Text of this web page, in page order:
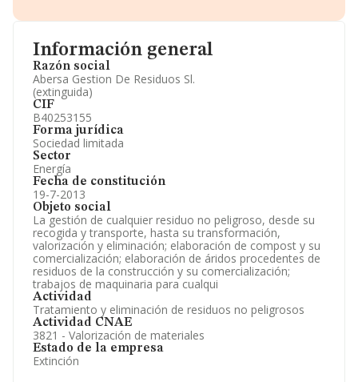
Información general
Razón social
Abersa Gestion De Residuos Sl.
(extinguida)
CIF
B40253155
Forma jurídica
Sociedad limitada
Sector
Energía
Fecha de constitución
19-7-2013
Objeto social
La gestión de cualquier residuo no peligroso, desde su
recogida y transporte, hasta su transformación,
valorización y eliminación; elaboración de compost y su
comercialización; elaboración de áridos procedentes de
residuos de la construcción y su comercialización;
trabajos de maquinaria para cualqui
Actividad
Tratamiento y eliminación de residuos no peligrosos
Actividad CNAE
3821 - Valorización de materiales
Estado de la empresa
Extinción
Información oficial y registral complementaria.